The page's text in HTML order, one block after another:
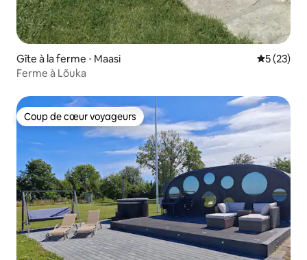
Gîte à la ferme ⋅ Maasi
5 (23)
Ferme à Lõuka
Coup de cœur voyageurs
Coup de cœur voyageurs